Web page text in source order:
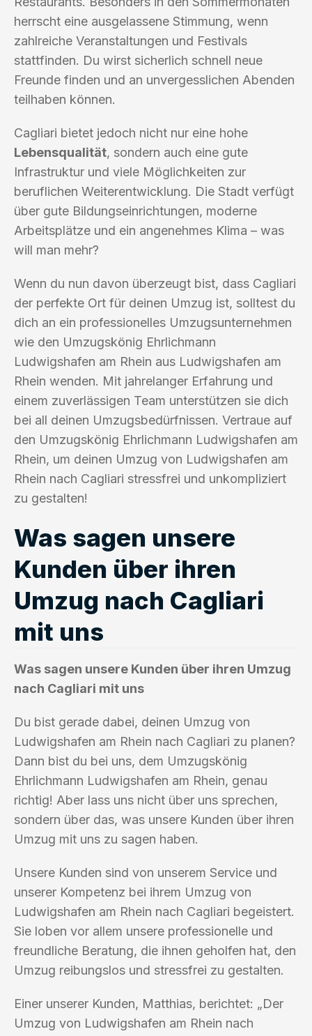
herrscht eine ausgelassene Stimmung, wenn
zahlreiche Veranstaltungen und Festivals
stattfinden. Du wirst sicherlich schnell neue
Freunde finden und an unvergesslichen Abenden
teilhaben können.
Cagliari bietet jedoch nicht nur eine hohe
Lebensqualität, sondern auch eine gute
Infrastruktur und viele Möglichkeiten zur
beruflichen Weiterentwicklung. Die Stadt verfügt
über gute Bildungseinrichtungen, moderne
Arbeitsplätze und ein angenehmes Klima – was
will man mehr?
Wenn du nun davon überzeugt bist, dass Cagliari
der perfekte Ort für deinen Umzug ist, solltest du
dich an ein professionelles Umzugsunternehmen
wie den Umzugskönig Ehrlichmann
Ludwigshafen am Rhein aus Ludwigshafen am
Rhein wenden. Mit jahrelanger Erfahrung und
einem zuverlässigen Team unterstützen sie dich
bei all deinen Umzugsbedürfnissen. Vertraue auf
den Umzugskönig Ehrlichmann Ludwigshafen am
Rhein, um deinen Umzug von Ludwigshafen am
Rhein nach Cagliari stressfrei und unkompliziert
zu gestalten!
Was sagen unsere
Kunden über ihren
Umzug nach Cagliari
mit uns
Was sagen unsere Kunden über ihren Umzug
nach Cagliari mit uns
Du bist gerade dabei, deinen Umzug von
Ludwigshafen am Rhein nach Cagliari zu planen?
Dann bist du bei uns, dem Umzugskönig
Ehrlichmann Ludwigshafen am Rhein, genau
richtig! Aber lass uns nicht über uns sprechen,
sondern über das, was unsere Kunden über ihren
Umzug mit uns zu sagen haben.
Unsere Kunden sind von unserem Service und
unserer Kompetenz bei ihrem Umzug von
Ludwigshafen am Rhein nach Cagliari begeistert.
Sie loben vor allem unsere professionelle und
freundliche Beratung, die ihnen geholfen hat, den
Umzug reibungslos und stressfrei zu gestalten.
Einer unserer Kunden, Matthias, berichtet: „Der
Umzug von Ludwigshafen am Rhein nach